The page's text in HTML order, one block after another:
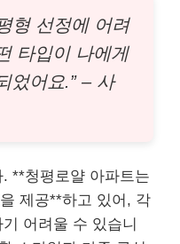
형 선정에 어려
타입이 나에게
었어요.” – 사
**청평로얄 아파트는
제공**하고 있어, 각
어려울 수 있습니